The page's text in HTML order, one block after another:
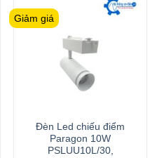
Giảm giá
Đèn Led chiếu điểm
Paragon 10W
PSLUU10L/30,